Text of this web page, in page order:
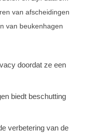
van afscheidingen
van beukenhagen
doordat ze een
biedt beschutting
verbetering van de